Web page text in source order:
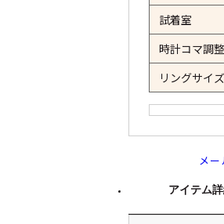
試着室
時計コマ調整
リングサイ
メー
アイテム